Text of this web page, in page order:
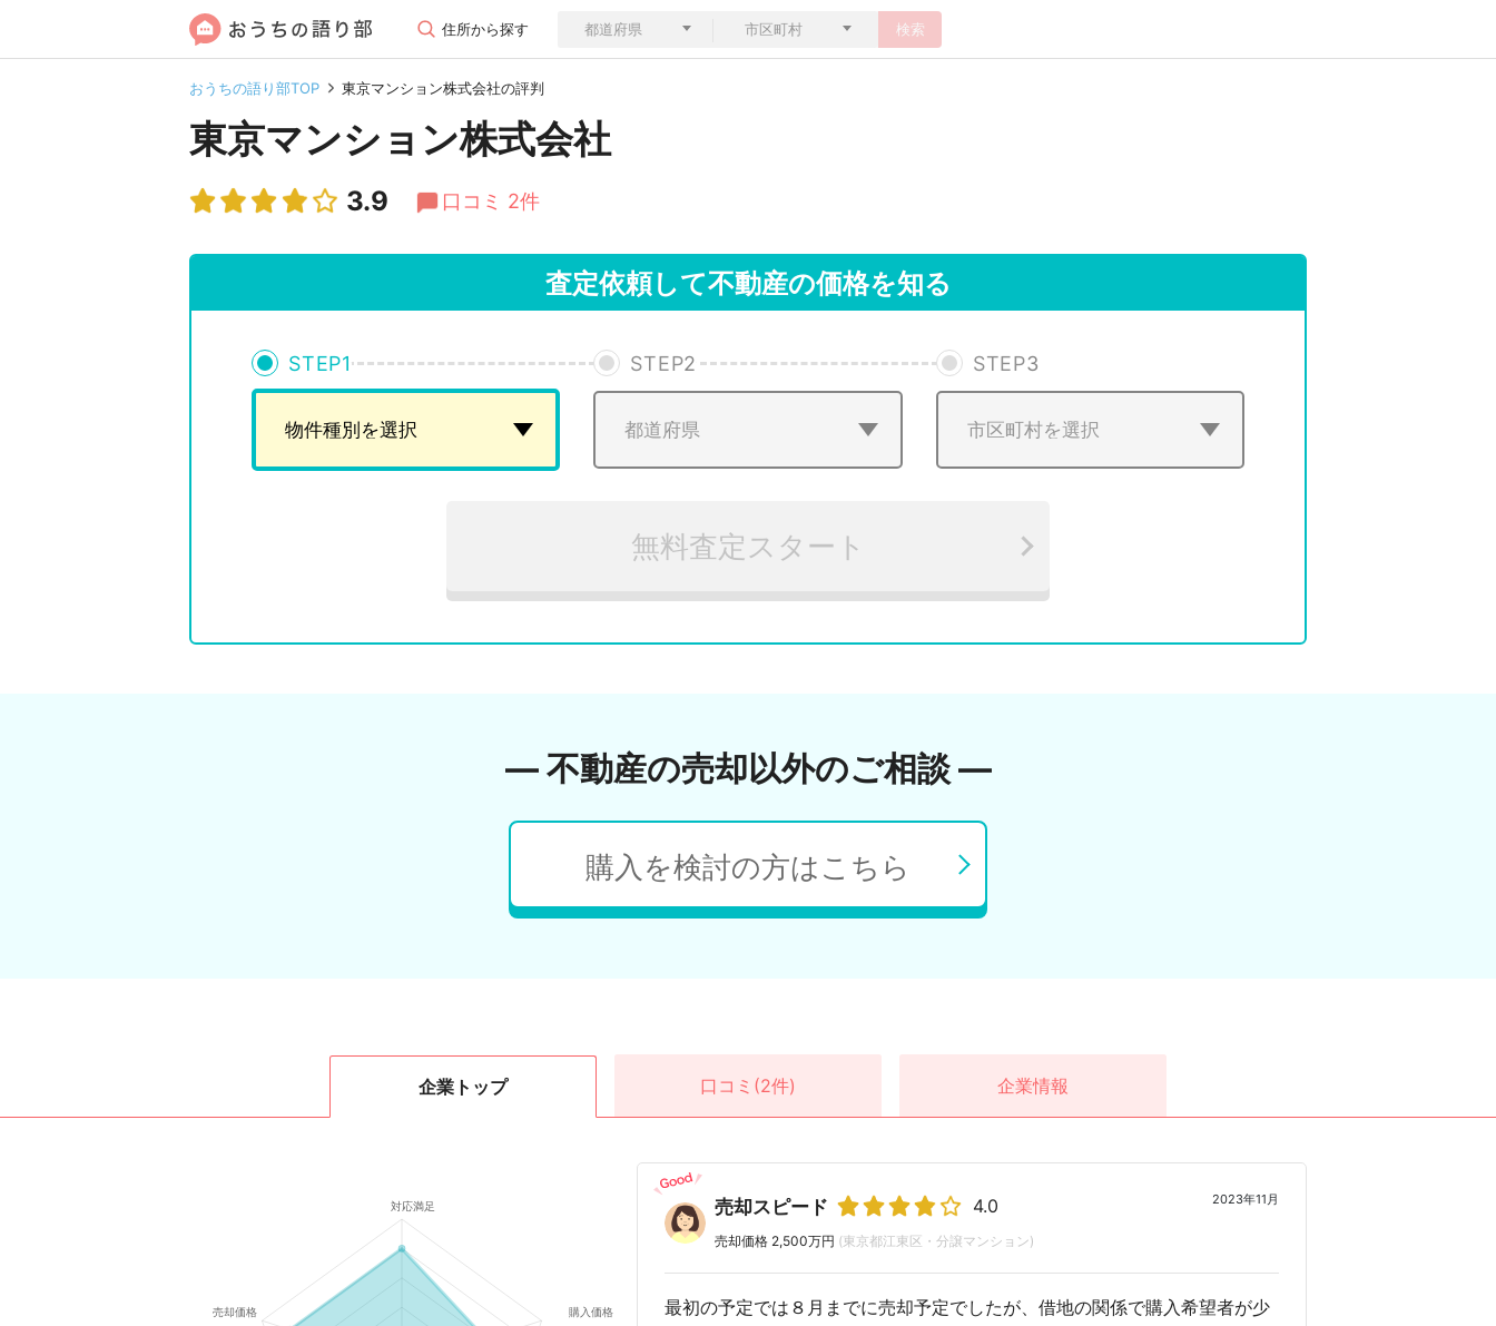
住所から探す 検索
おうちの語り部TOP 東京マンション株式会社の評判
東京マンション株式会社
3.9 口コミ 2件
査定依頼して不動産の価格を知る
STEP1 STEP2 STEP3
無料査定スタート
― 不動産の売却以外のご相談 ―
購入を検討の方はこちら
企業 トップ 口コミ (2件) 企業情報
2023年11月
売却スピード 4.0
売却価格 2,500万円 (東京都江東区・分譲マンション)
最初の予定では８月までに売却予定でしたが、借地の関係で購入希望者が少